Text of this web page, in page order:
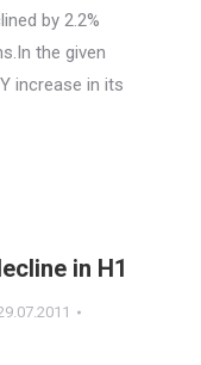
by 2.2%
the given
increase in its
in H1